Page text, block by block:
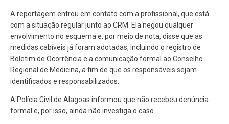
A reportagem entrou em contato com a profissional, que está
com a situação regular junto ao CRM. Ela negou qualquer
envolvimento no esquema e, por meio de nota, disse que as
medidas cabíveis já foram adotadas, incluindo o registro de
Boletim de Ocorrência e a comunicação formal ao Conselho
Regional de Medicina, a fim de que os responsáveis sejam
identificados e responsabilizados.
A Polícia Civil de Alagoas informou que não recebeu denúncia
formal e, por isso, ainda não investiga o caso.